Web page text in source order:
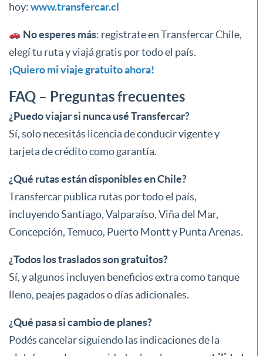
hoy:www.transfercar.cl
No esperes más: registrate en Transfercar Chile,
elegí tu ruta y viajá gratis por todo el país.
¡Quiero mi viaje gratuito ahora!
FAQ – Preguntas frecuentes
¿Puedo viajar si nunca usé Transfercar?
Sí, solo necesitás licencia de conducir vigente y
tarjeta de crédito como garantía.
¿Qué rutas están disponibles en Chile?
Transfercar publica rutas por todo el país,
incluyendo Santiago, Valparaíso, Viña del Mar,
Concepción, Temuco, Puerto Montt y Punta Arenas.
¿Todos los traslados son gratuitos?
Sí, y algunos incluyen beneficios extra como tanque
lleno, peajes pagados o días adicionales.
¿Qué pasa si cambio de planes?
Podés cancelar siguiendo las indicaciones de la